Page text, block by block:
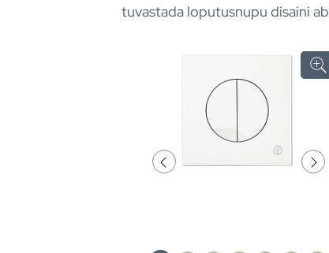
tuvastada loputusnupu disaini